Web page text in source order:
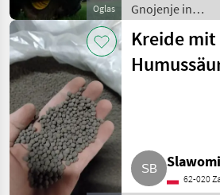
Oglas
Gnojenje in
namakanje /
Cevi za gnoj
Kreide mit
62-020